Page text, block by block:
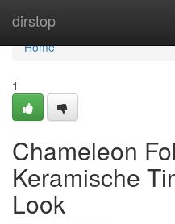
dirstop
Home
Home
1
Chameleon
Keramische
Look